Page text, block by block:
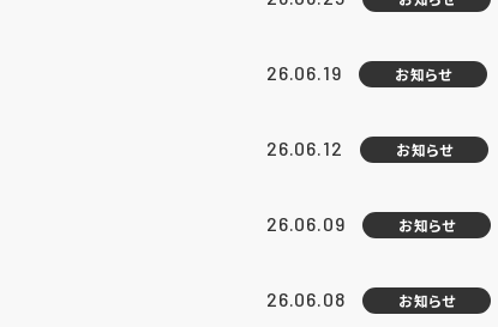
26.06.19 お知らせ
26.06.12 お知らせ
26.06.09 お知らせ
26.06.08 お知らせ